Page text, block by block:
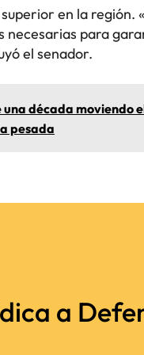
en la región.
necesarias para
el senador.
una década moviendo
pesada
a